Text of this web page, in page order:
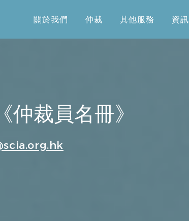
關於我們
仲裁
其他服務
資訊
裁員名冊》